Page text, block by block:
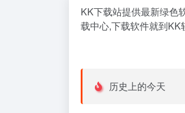
KK下载站提供最新绿色
载中心,下载软件就到KK
历史上的今天